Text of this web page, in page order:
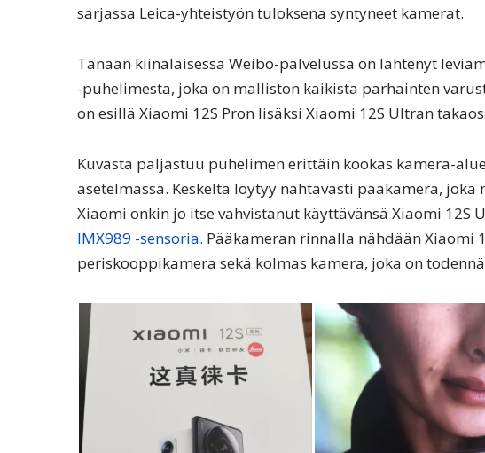
sarjassa Leica-yhteistyön tuloksena syntyneet kamerat.
Tänään kiinalaisessa Weibo-palvelussa on lähtenyt
-puhelimesta, joka on malliston kaikista parhainten
on esillä Xiaomi 12S Pron lisäksi Xiaomi 12S Ultran
Kuvasta paljastuu puhelimen erittäin kookas kamera-
asetelmassa. Keskeltä löytyy nähtävästi pääkamera,
Xiaomi onkin jo itse vahvistanut käyttävänsä Xiaomi 12S
IMX989 -sensoria. Pääkameran rinnalla nähdään Xiaomi
periskooppikamera sekä kolmas kamera, joka on